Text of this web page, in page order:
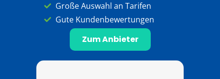
Große Auswahl an Tarifen
Gute Kundenbewertungen
Zum Anbieter